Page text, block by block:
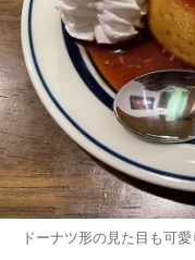
ドーナツ形の見た目も可